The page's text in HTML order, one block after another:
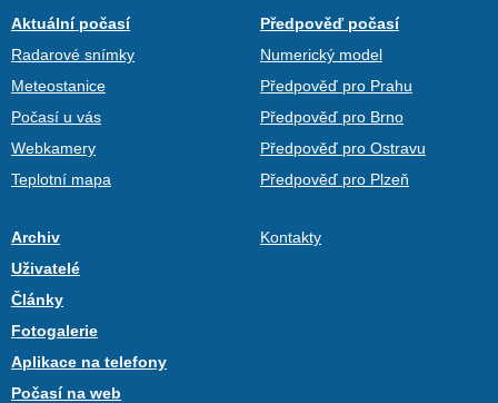
Aktuální počasí
Radarové snímky
Meteostanice
Počasí u vás
Webkamery
Teplotní mapa
Předpověď počasí
Numerický model
Předpověď pro Prahu
Předpověď pro Brno
Předpověď pro Ostravu
Předpověď pro Plzeň
Archiv
Uživatelé
Články
Fotogalerie
Aplikace na telefony
Počasí na web
Kontakty